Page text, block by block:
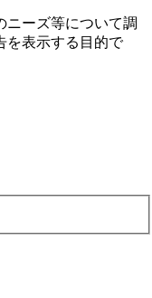
ニーズ等について調
を表⽰する⽬的で